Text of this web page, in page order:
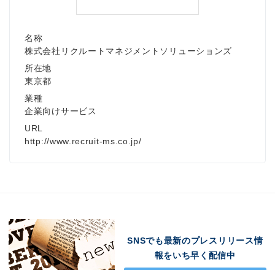
名称
株式会社リクルートマネジメントソリューションズ
所在地
東京都
業種
企業向けサービス
URL
http://www.recruit-ms.co.jp/
SNSでも最新のプレスリリース情
報をいち早く配信中